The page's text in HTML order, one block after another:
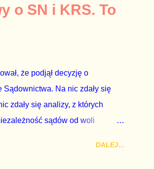
się zdarzyć, a polegającym
a następnie obejmuje prace w
Przedstawienie pierwszej
o SN i KRS. To
że podjął decyzję o
Na nic zdały się
zdały się analizy, z których
sądów od woli
DALEJ...